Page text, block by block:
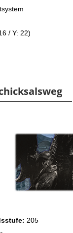
/ Y: 22)
205